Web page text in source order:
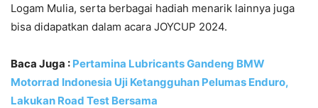
Logam Mulia, serta berbagai hadiah menarik lainnya juga
bisa didapatkan dalam acara JOYCUP 2024.
Baca Juga : Pertamina Lubricants Gandeng BMW
Motorrad Indonesia Uji Ketangguhan Pelumas Enduro,
Lakukan Road Test Bersama